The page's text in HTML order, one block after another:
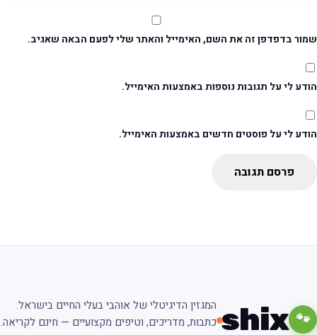
בדפדפן זה את השם, האימייל והאתר שלי לפעם הבאה שאגיב.
לי על תגובות נוספות באמצעות האימייל.
לי על פוסטים חדשים באמצעות האימייל.
פרסם תגובה
🐾
shix
המגזין הדיגיטלי של אוהבי בעלי החיים בישראל.
כתבות, מדריכים, וטיפים מקצועיים — חינם לקריאה.